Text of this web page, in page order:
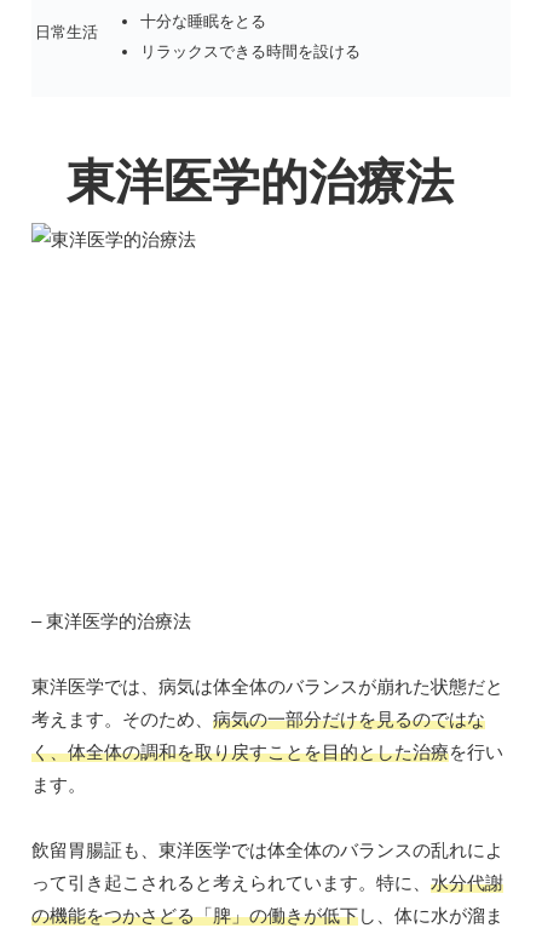
日常生活
十分な睡眠をとる
リラックスできる時間を設ける
東洋医学的治療法
– 東洋医学的治療法
東洋医学では、病気は体全体のバランスが崩れた状態だと
考えます。そのため、 病気の一部分だけを見るのではな
く、体全体の調和を取り戻すことを目的とした治療を行い
ます。
飲留胃腸証も、東洋医学では体全体のバランスの乱れによ
って引き起こされると考えられています。特に、 水分代謝
の機能をつかさどる「脾」の働きが低下し、体に水が溜ま